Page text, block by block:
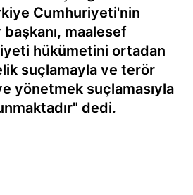
Cumhuriyeti'nin
maalesef
hükümetini ortadan
suçlamayla ve terör
yönetmek suçlamasıyla
dedi.